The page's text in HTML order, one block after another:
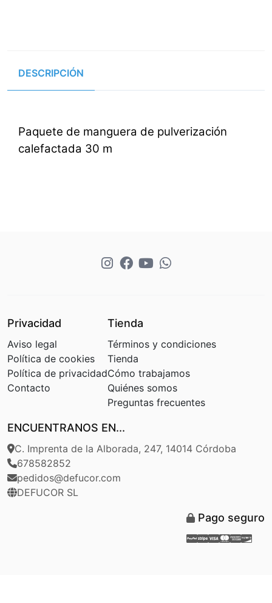
DESCRIPCIÓN
Paquete de manguera de pulverización
calefactada 30 m
Privacidad
Aviso legal
Política de cookies
Política de privacidad
Contacto
Tienda
Términos y condiciones
Tienda
Cómo trabajamos
Quiénes somos
Preguntas frecuentes
ENCUENTRANOS EN...
C. Imprenta de la Alborada, 247, 14014 Córdoba
678582852
pedidos@defucor.com
DEFUCOR SL
Pago seguro
Paypal
Stripe
Visa